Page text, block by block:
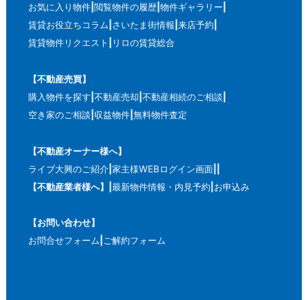
お気に入り物件 閲覧物件の履歴 物件ギャラリー
賃貸お役立ちコラム さいたま街情報 来店予約
賃貸物件リクエスト
リロの賃貸総合
【不動産売買】
購入物件を探す 不動産売却 不動産相続のご相談
空き家のご相談 収益物件 無料物件査定
【不動産オーナー様へ】
ライブ大興のご紹介 家主様WEBログイン画面
【不動産業者様へ】
最新物件情報・内見予約 お申込み
【お問い合わせ】
お問合せフォーム ご解約フォーム